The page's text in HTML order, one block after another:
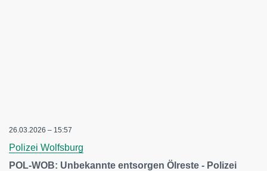
26.03.2026 – 15:57
Polizei Wolfsburg
POL-WOB: Unbekannte entsorgen Ölreste - Polizei